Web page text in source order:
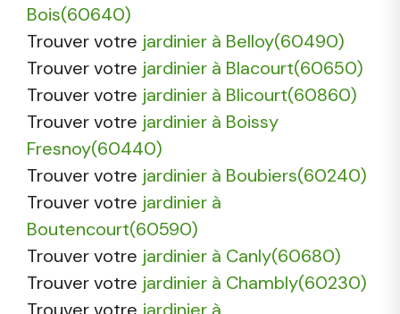
Bois(60640)
Trouver votre jardinier à Belloy(60490)
Trouver votre jardinier à Blacourt(60650)
Trouver votre jardinier à Blicourt(60860)
Trouver votre jardinier à Boissy
Fresnoy(60440)
Trouver votre jardinier à Boubiers(60240)
Trouver votre jardinier à
Boutencourt(60590)
Trouver votre jardinier à Canly(60680)
Trouver votre jardinier à Chambly(60230)
Trouver votre jardinier à